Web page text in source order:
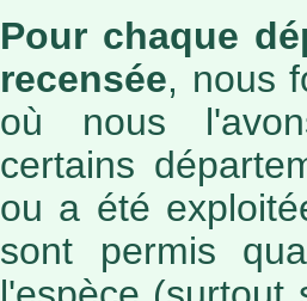
Pour chaque
recensée, nous
où nous
certains
ou a été
sont permis